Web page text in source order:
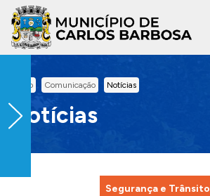
Ir para conteúdo principal
Inicio Comunicação Notícias
Notícias
Segurança e Trânsito